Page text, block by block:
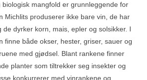
biologisk mangfold er grunnleggende for
Michlits produserer ikke bare vin, de har
de dyrker korn, mais, epler og solsikker. I
finne både okser, hester, griser, sauer og
med gjødsel. Blant rankene finner
planter som tiltrekker seg insekter og
konkurrerer med vinrankene og